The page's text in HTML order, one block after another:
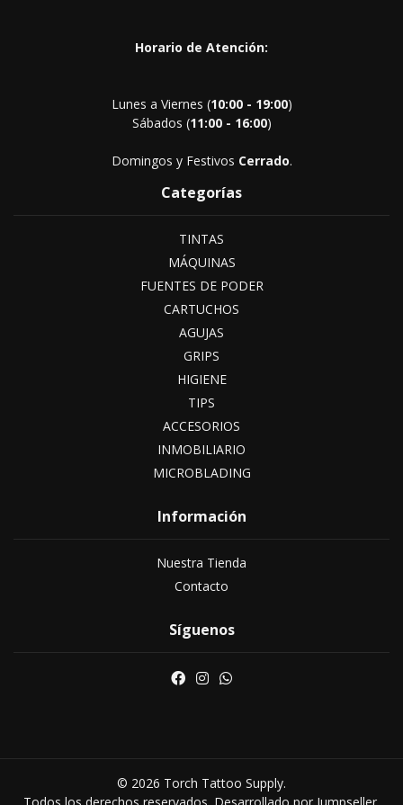
Horario de Atención:
Lunes a Viernes (10:00 - 19:00)
Sábados (11:00 - 16:00)
Domingos y Festivos Cerrado.
Categorías
TINTAS
MÁQUINAS
FUENTES DE PODER
CARTUCHOS
AGUJAS
GRIPS
HIGIENE
TIPS
ACCESORIOS
INMOBILIARIO
MICROBLADING
Información
Nuestra Tienda
Contacto
Síguenos
© 2026 Torch Tattoo Supply.